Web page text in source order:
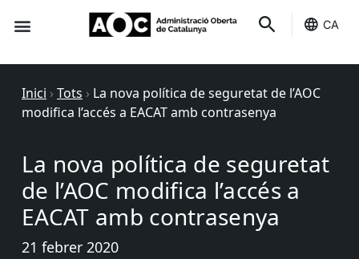
CA
Inici › Tots › La nova política de seguretat de l’AOC
modifica l’accés a EACAT amb contrasenya
La nova política de seguretat
de l’AOC modifica l’accés a
EACAT amb contrasenya
21 febrer 2020